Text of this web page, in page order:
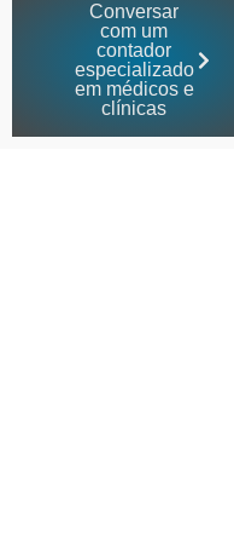
Conversar
com um
contador
especializado
em médicos e
clínicas